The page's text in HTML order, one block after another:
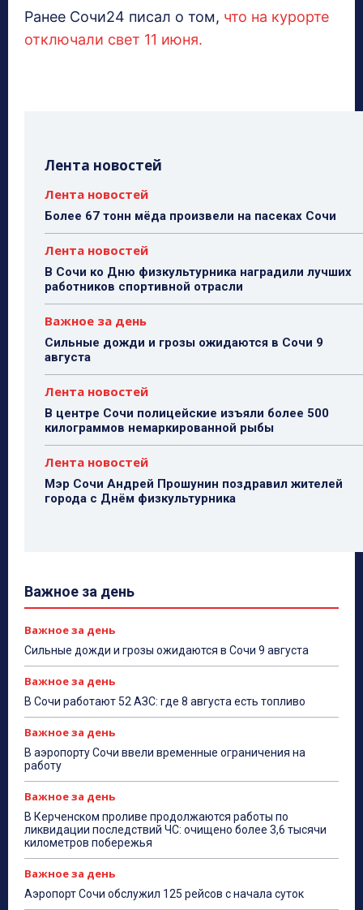
Ранее Сочи24 писал о том, что на курорте
отключали свет 11 июня.
Лента новостей
Лента новостей
Более 67 тонн мёда произвели на пасеках Сочи
Лента новостей
В Сочи ко Дню физкультурника наградили лучших
работников спортивной отрасли
Важное за день
Сильные дожди и грозы ожидаются в Сочи 9
августа
Лента новостей
В центре Сочи полицейские изъяли более 500
килограммов немаркированной рыбы
Лента новостей
Мэр Сочи Андрей Прошунин поздравил жителей
города с Днём физкультурника
Важное за день
Важное за день
Сильные дожди и грозы ожидаются в Сочи 9 августа
Важное за день
В Сочи работают 52 АЗС: где 8 августа есть топливо
Важное за день
В аэропорту Сочи ввели временные ограничения на
работу
Важное за день
В Керченском проливе продолжаются работы по
ликвидации последствий ЧС: очищено более 3,6 тысячи
километров побережья
Важное за день
Аэропорт Сочи обслужил 125 рейсов с начала суток